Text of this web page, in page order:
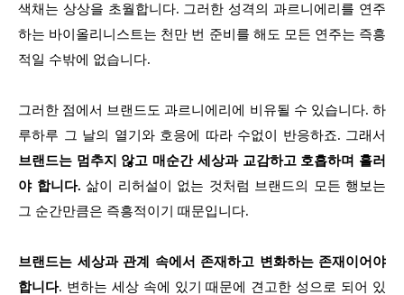
색채는 상상을 초월합니다. 그러한 성격의 과르니에리를 연주
하는 바이올리니스트는 천만 번 준비를 해도 모든 연주는 즉흥
적일 수밖에 없습니다.
그러한 점에서 브랜드도 과르니에리에 비유될 수 있습니다. 하
루하루 그 날의 열기와 호응에 따라 수없이 반응하죠. 그래서
브랜드는 멈추지 않고 매순간 세상과 교감하고 호흡하며 흘러
야 합니다. 삶이 리허설이 없는 것처럼 브랜드의 모든 행보는
그 순간만큼은 즉흥적이기 때문입니다.
브랜드는 세상과 관계 속에서 존재하고 변화하는 존재이어야
합니다. 변하는 세상 속에 있기 때문에 견고한 성으로 되어 있